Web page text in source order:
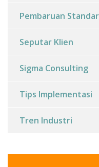
Pembaruan Standar
Seputar Klien
Sigma Consulting
Tips Implementasi
Tren Industri